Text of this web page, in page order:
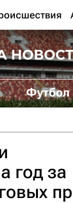
Футбол
год за